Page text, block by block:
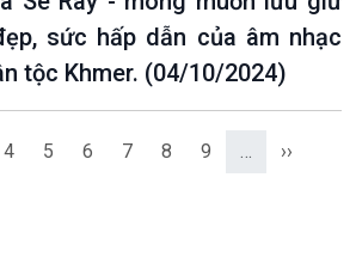
sức hấp dẫn của âm nhạc
tộc Khmer. (04/10/2024)
4 5 6 7 8 9 … ››